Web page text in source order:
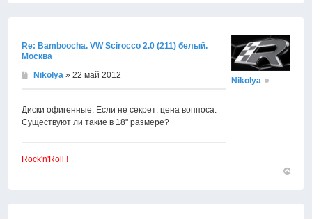
Re: Bamboocha. VW Scirocco 2.0 (211) белый.
Москва
Nikolya » 22 май 2012
Диски офигенные. Если не секрет: цена воппоса.
Существуют ли такие в 18" размере?
Rock'n'Roll !
Nikolya